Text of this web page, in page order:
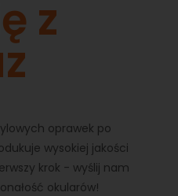
z
oprawek po
wysokiej jakości
krok - wyślij nam
okularów!